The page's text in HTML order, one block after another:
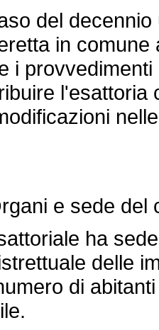
del decennio
in
i
e sede del
ha
delle
di